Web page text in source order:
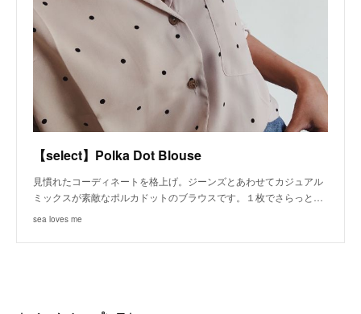
【select】Polka Dot Blouse
見慣れたコーディネートを格上げ。ジーンズとあわせてカジュアル
ミックスが素敵なポルカドットのブラウスです。１枚でさらっと…
sea loves me